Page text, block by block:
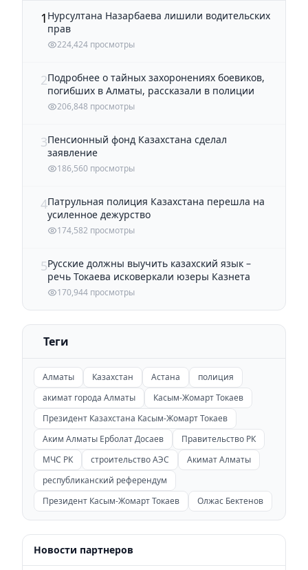
1 Нурсултана Назарбаева лишили водительских
прав
224,424 просмотры
2Подробнее о тайных захоронениях боевиков,
погибших в Алматы, рассказали в полиции
206,848 просмотры
3Пенсионный фонд Казахстана сделал
заявление
186,560 просмотры
4Патрульная полиция Казахстана перешла на
усиленное дежурство
174,582 просмотры
5Русские должны выучить казахский язык –
речь Токаева исковеркали юзеры Казнета
170,944 просмотры
Теги
Алматы Казахстан Астана
полиция
акимат города Алматы
Касым-Жомарт Токаев
Президент Казахстана Касым-Жомарт Токаев
Аким Алматы Ерболат Досаев
Правительство РК
МЧС РК
строительство АЭС
Акимат Алматы
республиканский референдум
Президент Касым-Жомарт Токаев
Олжас Бектенов
Новости партнеров